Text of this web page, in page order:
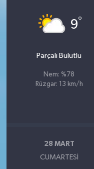
9°
Parçalı Bulutlu
Nem: %78
Rüzgar: 13 km/h
28 MART
CUMARTESI